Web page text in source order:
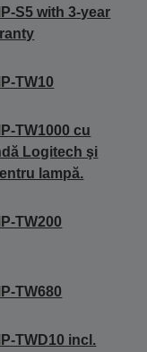
S5 with 3-year
TW10
TW1000 cu
Logitech şi
lampă.
TW200
TW680
TWD10 incl.